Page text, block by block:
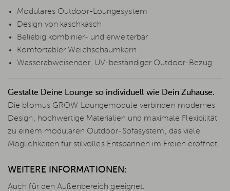
Modulares Outdoor-Loungesystem
Design von kaschkasch
Beliebig kombinier- und erweiterbar
Komfortabler Weichschaumkern
Wasserabweisender, UV-beständiger Outdoor-Bezug
Gestalte Deine Lounge so individuell wie Dein Zuhause.
Die blomus GROW Loungemodule verbinden modernes
Design, hochwertige Materialien und maximale Flexibilität
zu einem modularen Outdoor-Sofasystem, das viele
Möglichkeiten für stilvolles Entspannen im Freien eröffnet.
WEITERE INFORMATIONEN:
Auch für den Außenbereich geeignet.